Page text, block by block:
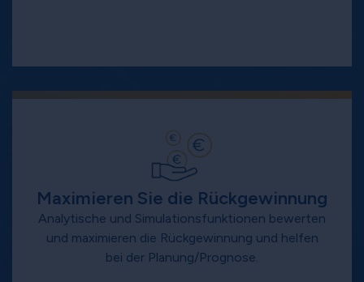
Maximieren Sie die Rückgewinnung
Analytische und Simulationsfunktionen bewerten
und maximieren die Rückgewinnung und helfen
bei der Planung/Prognose.